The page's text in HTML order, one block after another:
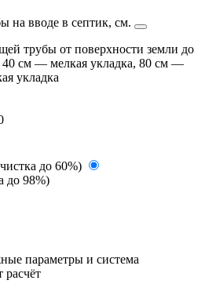
на вводе в септик, см.
трубы от поверхности земли до
см — мелкая укладка, 80 см —
укладка
до 60%)
до 98%)
параметры и система
расчёт